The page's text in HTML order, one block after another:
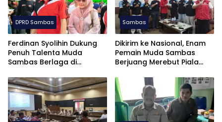
DPRD Sambas
Ferdinan Syolihin Dukung
Penuh Talenta Muda
Sambas Berlaga di
Sambas
Dikirim ke Nasional, Enam
Pemain Muda Sambas
Berjuang Merebut Piala
Jatim